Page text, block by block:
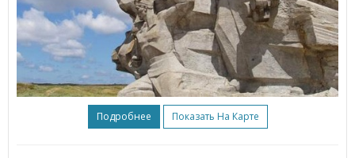
Подробнее Показать На Карте